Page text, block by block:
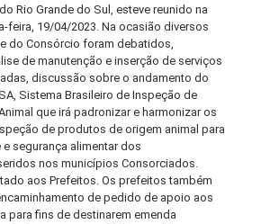
Rio Grande do Sul, esteve reunido na
feira, 19/04/2023. Na ocasião diversos
do Consórcio foram debatidos,
de manutenção e inserção de serviços
discussão sobre o andamento do
Sistema Brasileiro de Inspeção de
que irá padronizar e harmonizar os
de produtos de origem animal para
segurança alimentar dos
nos municípios Consorciados.
aos Prefeitos. Os prefeitos também
de pedido de apoio aos
para fins de destinarem emenda